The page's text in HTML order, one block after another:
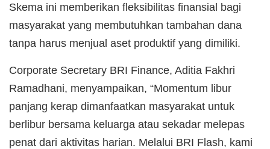
Skema ini memberikan fleksibilitas finansial bagi
masyarakat yang membutuhkan tambahan dana
tanpa harus menjual aset produktif yang dimiliki.
Corporate Secretary BRI Finance, Aditia Fakhri
Ramadhani, menyampaikan, “Momentum libur
panjang kerap dimanfaatkan masyarakat untuk
berlibur bersama keluarga atau sekadar melepas
penat dari aktivitas harian. Melalui BRI Flash, kami